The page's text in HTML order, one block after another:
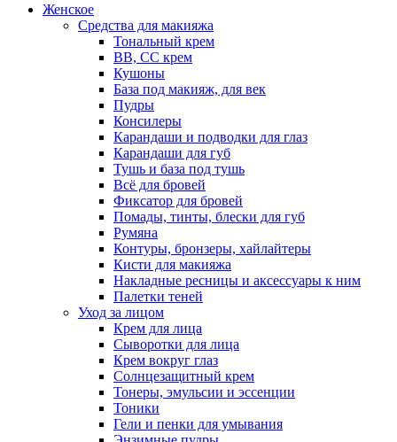
Женское
Средства для макияжа
Тональный крем
BB, CC крем
Кушоны
База под макияж, для век
Пудры
Консилеры
Карандаши и подводки для глаз
Карандаши для губ
Тушь и база под тушь
Всё для бровей
Фиксатор для бровей
Помады, тинты, блески для губ
Румяна
Контуры, бронзеры, хайлайтеры
Кисти для макияжа
Накладные ресницы и аксессуары к ним
Палетки теней
Уход за лицом
Крем для лица
Сыворотки для лица
Крем вокруг глаз
Солнцезащитный крем
Тонеры, эмульсии и эссенции
Тоники
Гели и пенки для умывания